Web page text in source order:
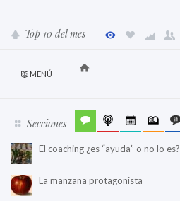
Top 10 del mes
MENÚ
Secciones
El coaching ¿es “ayuda” o no lo es?
La manzana protagonista